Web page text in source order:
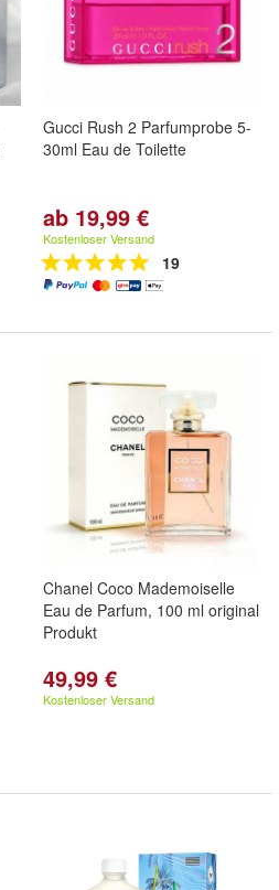
Gucci Rush 2 Parfumprobe 5-
30ml Eau de Toilette
ab 19,99 €
Kostenloser Versand
19
Chanel Coco Mademoiselle
Eau de Parfum, 100 ml original
Produkt
49,99 €
Kostenloser Versand